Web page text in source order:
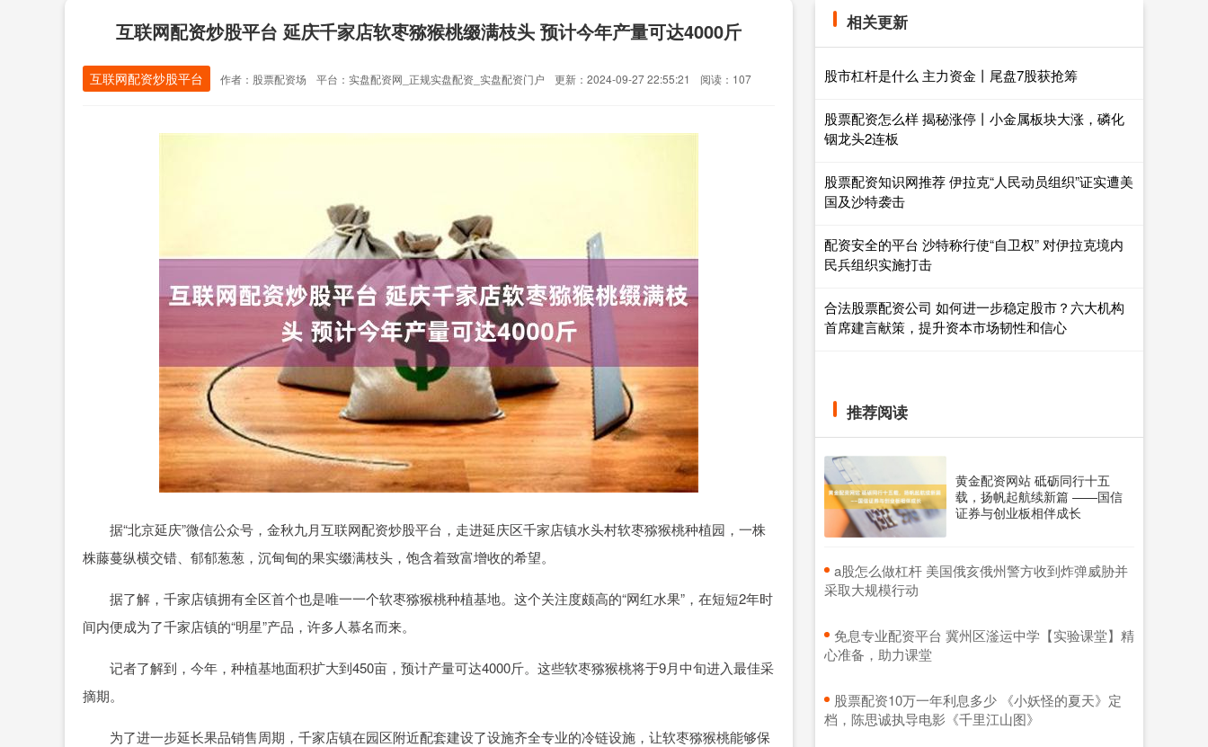
互联网配资炒股平台 延庆千家店软枣猕猴桃缀满枝头 预计今年产量可达4000斤
互联网配资炒股平台 作者：股票配资场 平台：实盘配资网_正规实盘配资_实盘配资门户 更新：2024-09-27 22:55:21 阅读：107
据“北京延庆”微信公众号，金秋九月互联网配资炒股平台，走进延庆区千家店镇水头村软枣猕猴桃种植园，一株
株藤蔓纵横交错、郁郁葱葱，沉甸甸的果实缀满枝头，饱含着致富增收的希望。
据了解，千家店镇拥有全区首个也是唯一一个软枣猕猴桃种植基地。这个关注度颇高的“网红水果”，在短短2年时
间内便成为了千家店镇的“明星”产品，许多人慕名而来。
记者了解到，今年，种植基地面积扩大到450亩，预计产量可达4000斤。这些软枣猕猴桃将于9月中旬进入最佳采
摘期。
为了进一步延长果品销售周期，千家店镇在园区附近配套建设了设施齐全专业的冷链设施，让软枣猕猴桃能够保
相关更新
股市杠杆是什么 主力资金丨尾盘7股获抢筹
股票配资怎么样 揭秘涨停丨小金属板块大涨，磷化
铟龙头2连板
股票配资知识网推荐 伊拉克“人民动员组织”证实遭美
国及沙特袭击
配资安全的平台 沙特称行使“自卫权” 对伊拉克境内
民兵组织实施打击
合法股票配资公司 如何进一步稳定股市？六大机构
首席建言献策，提升资本市场韧性和信心
推荐阅读
黄金配资网站 砥砺同行十五
载，扬帆起航续新篇 ——国信
证券与创业板相伴成长
​a股怎么做杠杆 美国俄亥俄州警方收到炸弹威胁并
采取大规模行动
​免息专业配资平台 冀州区滏运中学【实验课堂】精
心准备，助力课堂
​股票配资10万一年利息多少 《小妖怪的夏天》定
档，陈思诚执导电影《千里江山图》